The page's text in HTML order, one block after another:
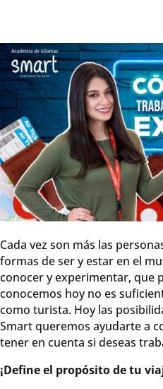
Cada vez son más las
formas de ser y estar en el
conocer y experimentar, que
conocemos hoy no es
como turista. Hoy las
Smart queremos ayudarte a
tener en cuenta si deseas
¡Define el propósito de tu